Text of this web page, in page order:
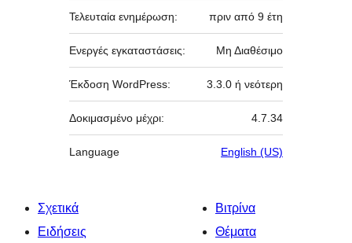
Τελευταία ενημέρωση: πριν από 9 έτη
Ενεργές εγκαταστάσεις: Μη Διαθέσιμο
Έκδοση WordPress: 3.3.0 ή νεότερη
Δοκιμασμένο μέχρι: 4.7.34
Language English (US)
Σχετικά
Ειδήσεις
Βιτρίνα
Θέματα